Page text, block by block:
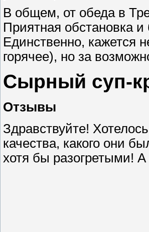
В общем, от обеда в
Приятная обстановка
Единственно, кажется
горячее), но за
Сырный суп-
Отзывы
Здравствуйте!
качества, какого они
хотя бы разогретыми!